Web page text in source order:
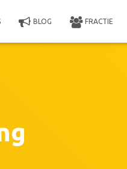
BLOG FRACTIE